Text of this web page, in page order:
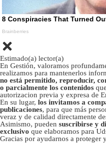
Estimado(a) lector(a)
En Gestión, valoramos
realizamos para mantenerlos
no está permitido, reproducir,
o parcialmente los contenidos
autorizacion previa y expresa de
En su lugar, los invitamos a
publicaciones, para que más
veraz y de calidad directamente
Asimismo, pueden suscribirse y
exclusivo que elaboramos para
Gracias por ayudarnos a proteger